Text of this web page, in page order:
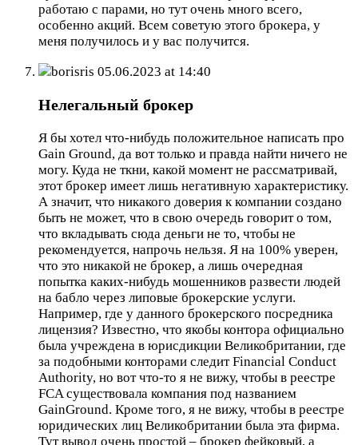
работаю с парами, но тут очень много всего,
особенно акций. Всем советую этого брокера, у
меня получилось и у вас получится.
borisris 05.06.2023 at 14:40
Нелегальный брокер
Я бы хотел что-нибудь положительное написать про
Gain Ground, да вот только и правда найти ничего не
могу. Куда не ткни, какой момент не рассматривай,
этот брокер имеет лишь негативную характеристику.
А значит, что никакого доверия к компании создано
быть не может, что в свою очередь говорит о том,
что вкладывать сюда деньги не то, чтобы не
рекомендуется, напрочь нельзя. Я на 100% уверен,
что это никакой не брокер, а лишь очередная
попытка каких-нибудь мошенников развести людей
на бабло через липовые брокерские услуги.
Например, где у данного брокерского посредника
лицензия? Известно, что якобы контора официально
была учреждена в юрисдикции Великобритании, где
за подобными конторами следит Financial Conduct
Authority, но вот что-то я не вижу, чтобы в реестре
FCA существовала компания под названием
GainGround. Кроме того, я не вижу, чтобы в реестре
юридических лиц Великобритании была эта фирма.
Тут вывод очень простой – брокер фейковый, а